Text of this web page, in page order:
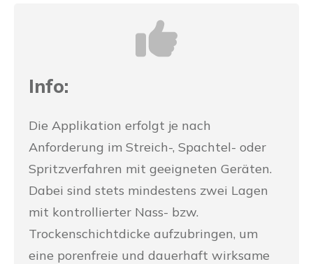
Info:
Die Applikation erfolgt je nach
Anforderung im Streich-, Spachtel- oder
Spritzverfahren mit geeigneten Geräten.
Dabei sind stets mindestens zwei Lagen
mit kontrollierter Nass- bzw.
Trockenschichtdicke aufzubringen, um
eine porenfreie und dauerhaft wirksame